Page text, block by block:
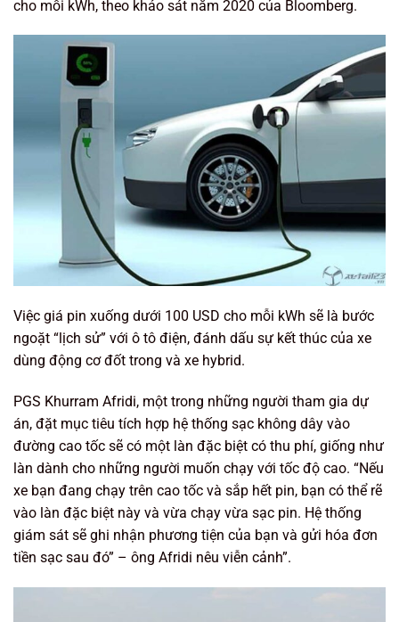
cho mỗi kWh, theo khảo sát năm 2020 của Bloomberg.
Việc giá pin xuống dưới 100 USD cho mỗi kWh sẽ là bước
ngoặt “lịch sử” với ô tô điện, đánh dấu sự kết thúc của xe
dùng động cơ đốt trong và xe hybrid.
PGS Khurram Afridi, một trong những người tham gia dự
án, đặt mục tiêu tích hợp hệ thống sạc không dây vào
đường cao tốc sẽ có một làn đặc biệt có thu phí, giống như
làn dành cho những người muốn chạy với tốc độ cao. “Nếu
xe bạn đang chạy trên cao tốc và sắp hết pin, bạn có thể rẽ
vào làn đặc biệt này và vừa chạy vừa sạc pin. Hệ thống
giám sát sẽ ghi nhận phương tiện của bạn và gửi hóa đơn
tiền sạc sau đó” – ông Afridi nêu viễn cảnh”.